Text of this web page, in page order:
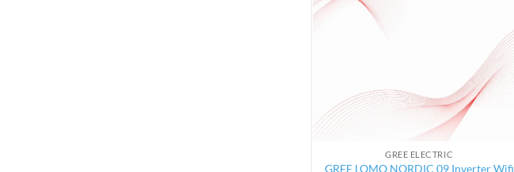
GREE ELECTRIC
GREE LOMO NORDIC 09 Inverter Wifi